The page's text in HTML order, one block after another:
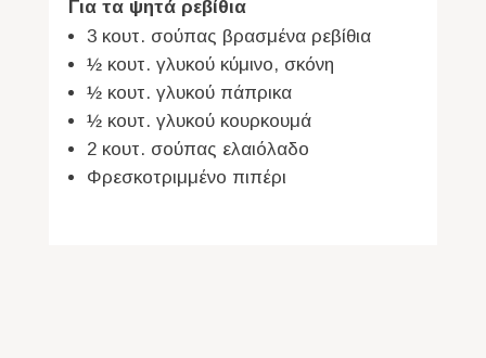
Για τα ψητά ρεβίθια
3 κουτ. σούπας βρασμένα ρεβίθια
½ κουτ. γλυκού κύμινο, σκόνη
½ κουτ. γλυκού πάπρικα
½ κουτ. γλυκού κουρκουμά
2 κουτ. σούπας ελαιόλαδο
Φρεσκοτριμμένο πιπέρι